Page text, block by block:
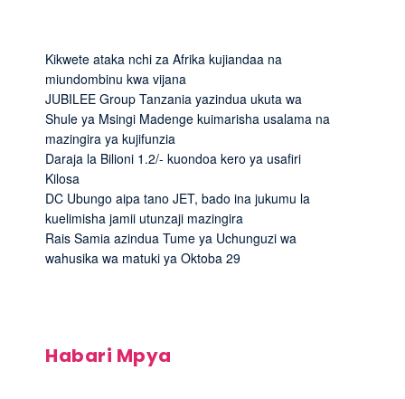
Kikwete ataka nchi za Afrika kujiandaa na
miundombinu kwa vijana
JUBILEE Group Tanzania yazindua ukuta wa
Shule ya Msingi Madenge kuimarisha usalama na
mazingira ya kujifunzia
Daraja la Bilioni 1.2/- kuondoa kero ya usafiri
Kilosa
DC Ubungo aipa tano JET, bado ina jukumu la
kuelimisha jamii utunzaji mazingira
Rais Samia azindua Tume ya Uchunguzi wa
wahusika wa matuki ya Oktoba 29
Habari Mpya